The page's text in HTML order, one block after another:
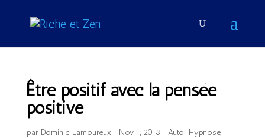
Être positif avec la pensée
positive
par Dominic Lamoureux | Nov 1, 2018 | Auto-Hypnose,